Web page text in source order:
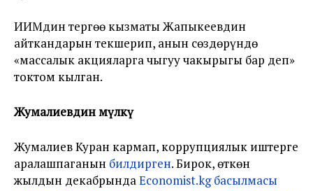
ИИМдин тергөө кызматы Жапыкеевдин
айткандарын текшерип, анын сөздөрүндө
«массалык акцияларга чыгуу чакырыгы бар деп»
токтом кылган.
Жумалиевдин мүлкү
Жумалиев Куран кармап, коррупциялык иштерге
аралашпаганын билдирген. Бирок, өткөн
жылдын декабрындаEconomist.kg басылмасы